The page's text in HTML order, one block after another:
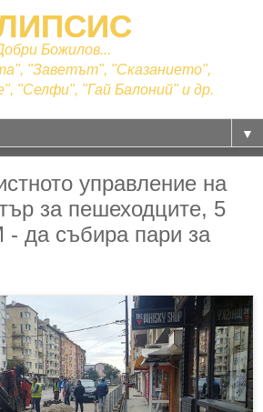
Божилов...
"Заветът", "Сказанието",
"Селфи", "Гай Балоний" и др.
▼
управление на
за пешеходците, 5
да събира пари за